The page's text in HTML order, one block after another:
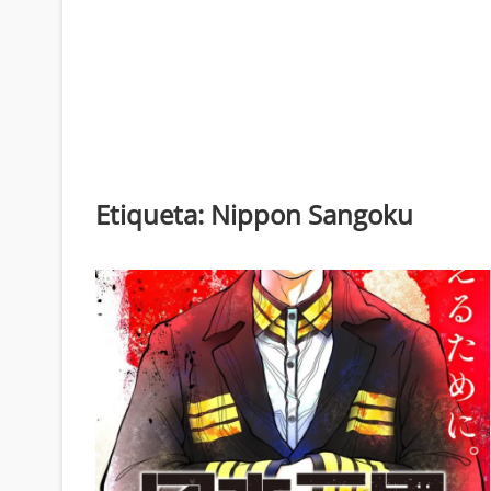
Etiqueta: Nippon Sangoku